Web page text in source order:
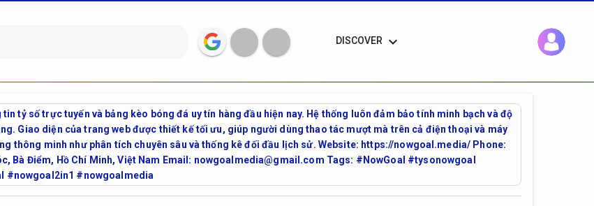
DISCOVER keyboard_arrow_down
tỷ số trực tuyến và bảng kèo bóng đá uy tín hàng đầu hiện nay. Hệ thống luôn đảm bảo tính minh bạch và độ
Giao diện của trang web được thiết kế tối ưu, giúp người dùng thao tác mượt mà trên cả điện thoại và máy
thông minh như phân tích chuyên sâu và thống kê đối đầu lịch sử. Website: https://nowgoal.media/ Phone:
Bà Điểm, Hồ Chí Minh, Việt Nam Email: nowgoalmedia@gmail.com Tags: #NowGoal #tysonowgoal
#nowgoal2in1 #nowgoalmedia